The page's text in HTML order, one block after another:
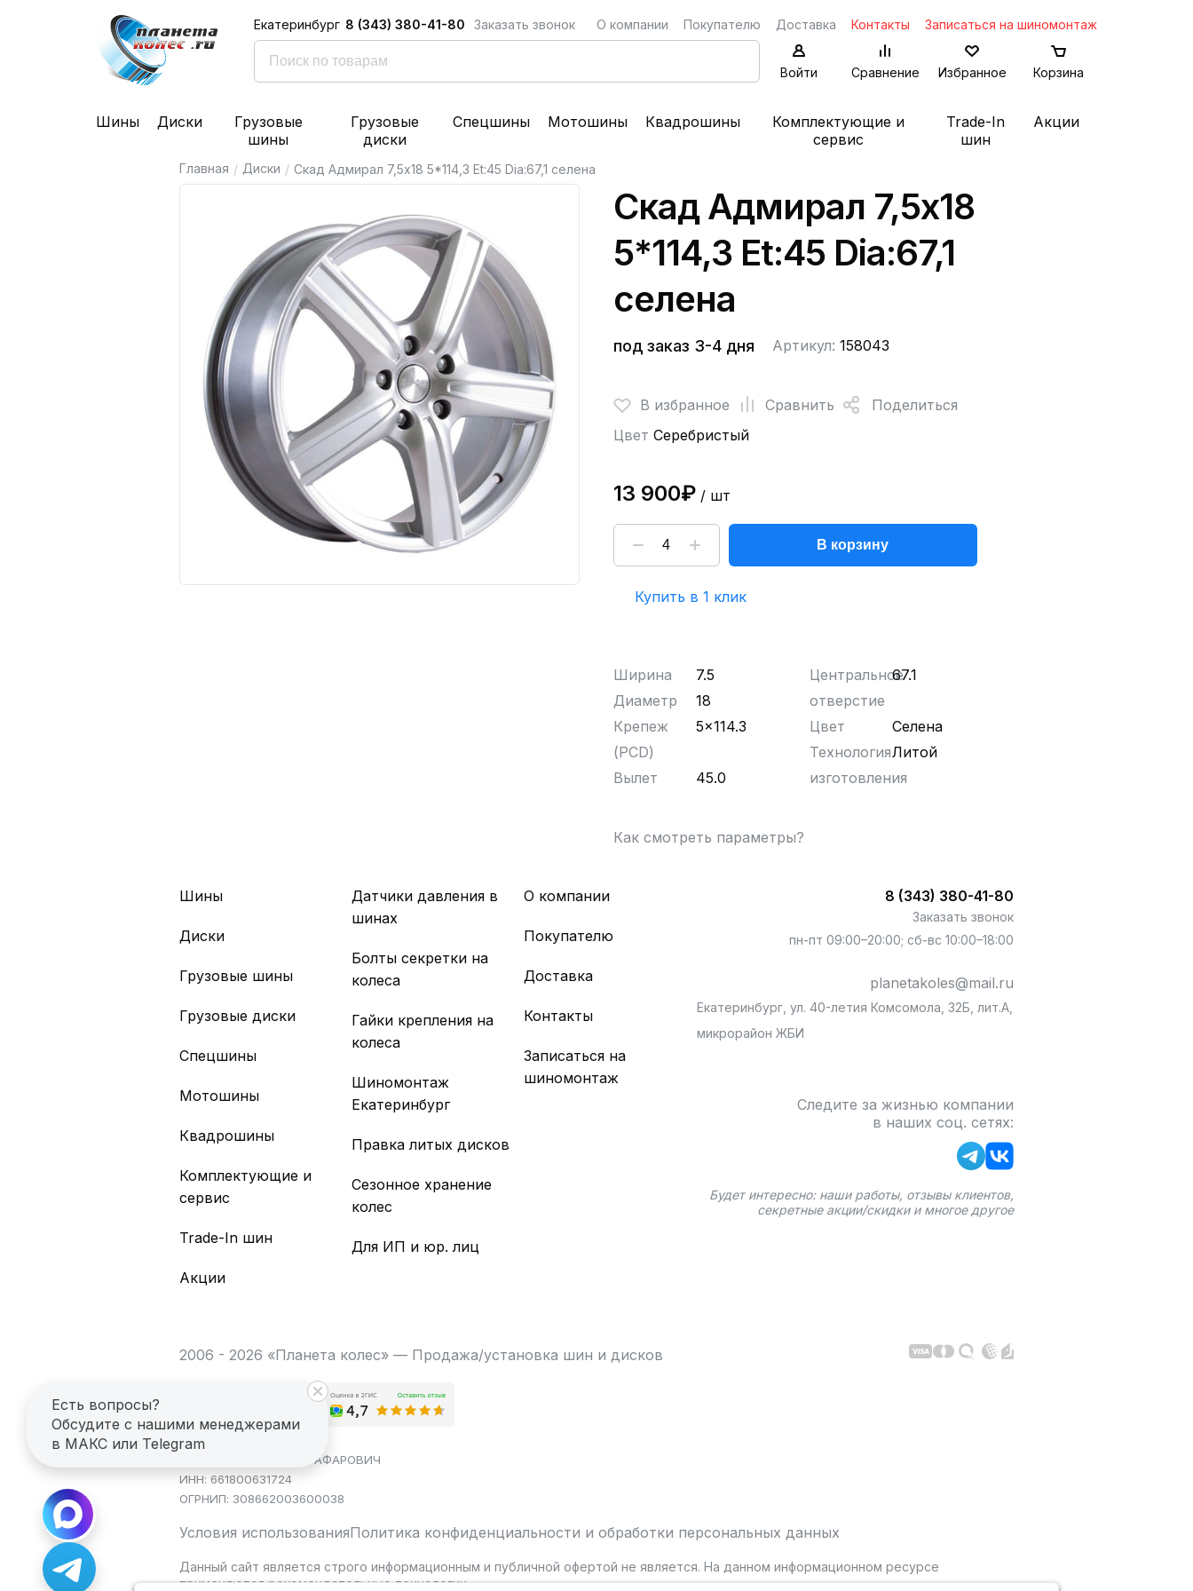
Екатеринбург 8 (343) 380-41-80 Заказать звонок О компании Покупателю Доставка Контакты Записаться на шиномонтаж
Войти Сравнение Избранное Корзина
Шины Диски
Грузовые
шины
Грузовые
диски
Спецшины Мотошины Квадрошины
Комплектующие и
сервис
Trade-In
шин
Акции
Главная / Диски / Скад Адмирал 7,5x18 5*114,3 Et:45 Dia:67,1 селена
Скад Адмирал 7,5x18
5*114,3 Et:45 Dia:67,1
селена
под заказ 3-4 дня Артикул: 158043
В избранное Сравнить
Поделиться
Цвет Серебристый
13 900₽/ шт
В корзину
Купить в 1 клик
Ширина
7.5
Диаметр
18
Крепеж
(PCD)
5x114.3
Вылет 45.0
Центральное
отверстие
67.1
Цвет
Селена
Технология
изготовления
Литой
Как смотреть параметры?
Шины
Диски
Грузовые шины
Грузовые диски
Спецшины
Мотошины
Квадрошины
Комплектующие и
сервис
Trade-In шин
Акции
Датчики давления в
шинах
Болты секретки на
колеса
Гайки крепления на
колеса
Шиномонтаж
Екатеринбург
Правка литых дисков
Сезонное хранение
колес
Для ИП и юр. лиц
О компании
Покупателю
Доставка
Контакты
Записаться на
шиномонтаж
8 (343) 380-41-80
Заказать звонок
пн-пт 09:00–20:00; сб-вс 10:00–18:00
planetakoles@mail.ru
Екатеринбург, ул. 40-летия Комсомола, 32Б, лит.А,
микрорайон ЖБИ
Следите за жизнью компании
в наших соц. сетях:
Будет интересно: наши работы, отзывы клиентов,
секретные акции/скидки и многое другое
2006 - 2026 «Планета колес» — Продажа/установка шин и дисков
ИП САГДЕЕВ ДИНАР ЯГАФАРОВИЧ
ИНН: 661800631724
ОГРНИП: 308662003600038
Условия использованияПолитика конфиденциальности и обработки персональных данных
Данный сайт является строго информационным и публичной офертой не является. На данном информационном ресурсе
применяются рекомендательные технологии.
Есть вопросы?
Обсудите с нашими менеджерами
в МАКС или Telegram